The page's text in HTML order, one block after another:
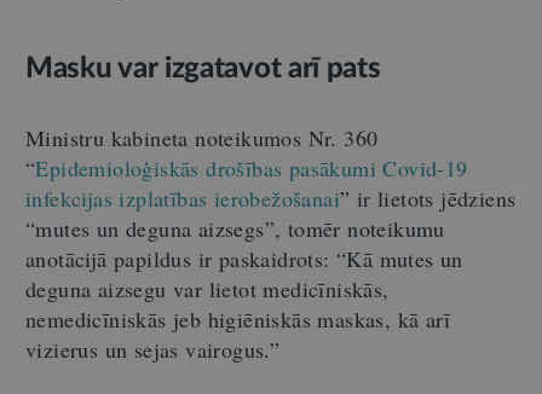
Masku var izgatavot arī pats
Ministru kabineta noteikumos Nr. 360
“Epidemioloģiskās drošības pasākumi Covid-19
infekcijas izplatības ierobežošanai” ir lietots jēdziens
“mutes un deguna aizsegs”, tomēr noteikumu
anotācijā papildus ir paskaidrots: “Kā mutes un
deguna aizsegu var lietot medicīniskās,
nemedicīniskās jeb higiēniskās maskas, kā arī
vizierus un sejas vairogus.”